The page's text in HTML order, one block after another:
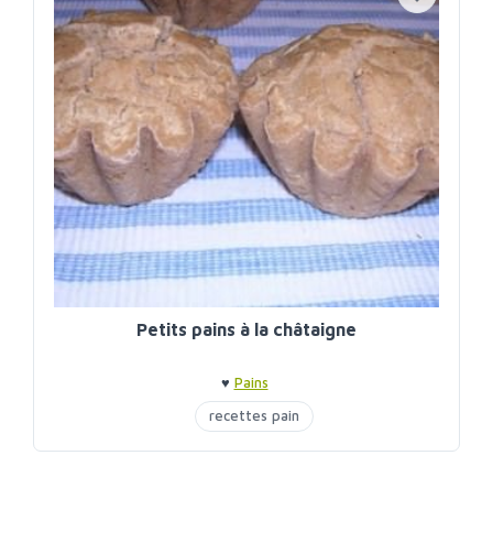
Petits pains à la châtaigne
♥ Pains
recettes pain